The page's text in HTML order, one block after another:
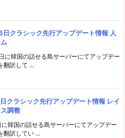
クラシック先行アップデート情報 人
に韓国の話せる島サーバーにてアップデー
翻訳して ...
クラシック先行アップデート情報 レイ
調整
韓国の話せる島サーバーにてアップデー
翻訳してい ...